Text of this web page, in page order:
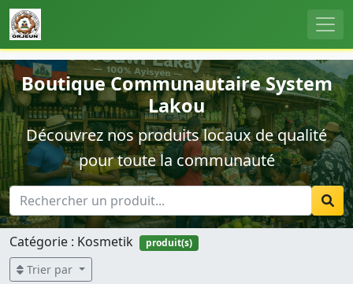
Boutique Communautaire System
Lakou
Découvrez nos produits locaux de qualité
pour toute la communauté
Catégorie : Kosmetik produit(s)
Trier par